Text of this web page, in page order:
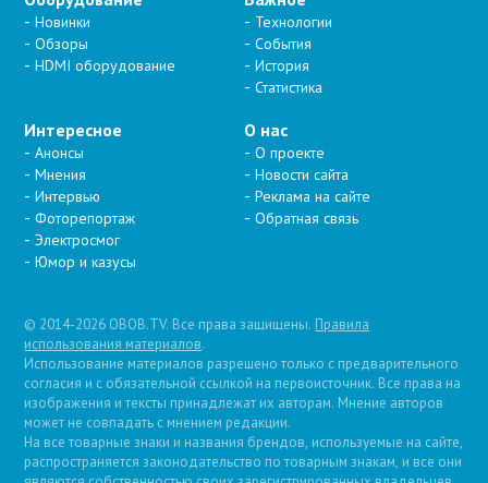
Новинки
Обзоры
HDMI оборудование
Технологии
События
История
Статистика
Интересное
Анонсы
Мнения
Интервью
Фоторепортаж
Электросмог
Юмор и казусы
О нас
О проекте
Новости сайта
Реклама на сайте
Обратная связь
© 2014-2026 OBOB.TV. Все права защищены. Правила
использования материалов.
Использование материалов разрешено только с предварительного
согласия и с обязательной ссылкой на первоисточник. Все права на
изображения и тексты принадлежат их авторам. Мнение авторов
может не совпадать с мнением редакции.
На все товарные знаки и названия брендов, используемые на сайте,
распространяется законодательство по товарным знакам, и все они